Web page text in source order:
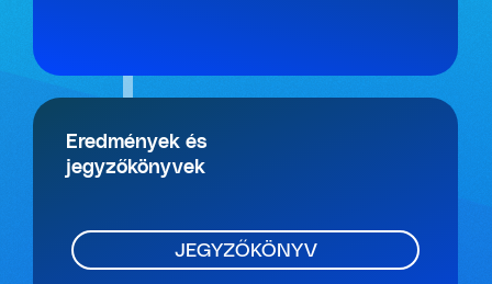
Eredmények és
jegyzőkönyvek
JEGYZŐKÖNYV